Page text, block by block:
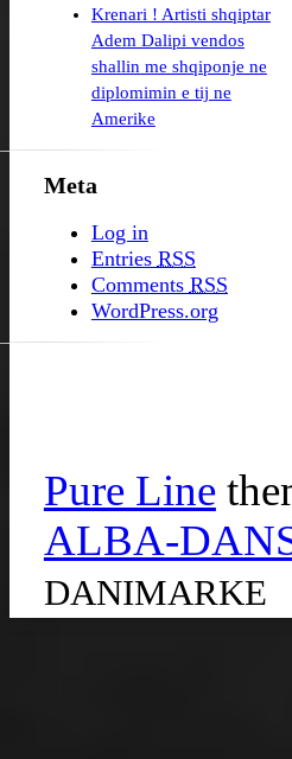
Krenari ! Artisti shqiptar
Adem Dalipi vendos
shallin me shqiponje ne
diplomimin e tij ne
Amerike
Meta
Log in
Entries RSS
Comments RSS
WordPress.org
Pure Line
ALBA-
DANIMARKE